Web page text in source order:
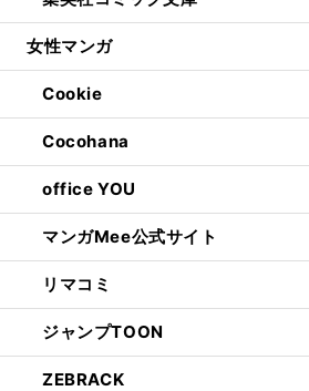
女性マンガ
Cookie
Cocohana
office YOU
マンガMee公式サイト
リマコミ
ジャンプTOON
ZEBRACK